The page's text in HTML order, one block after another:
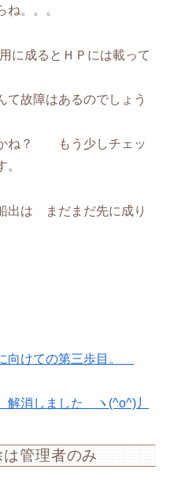
ね。。。
に成るとＨＰには載って
て故障はあるのでしょう
かね？ もう少しチェッ
す。
は まだまだ先に成り
向けての第三歩目。
解消しました ヽ(^o^)丿
管理者のみ